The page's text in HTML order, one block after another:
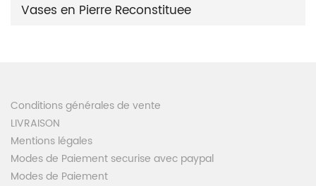
Vases en Pierre Reconstituee
Conditions générales de vente
LIVRAISON
Mentions légales
Modes de Paiement securise avec paypal
Modes de Paiement